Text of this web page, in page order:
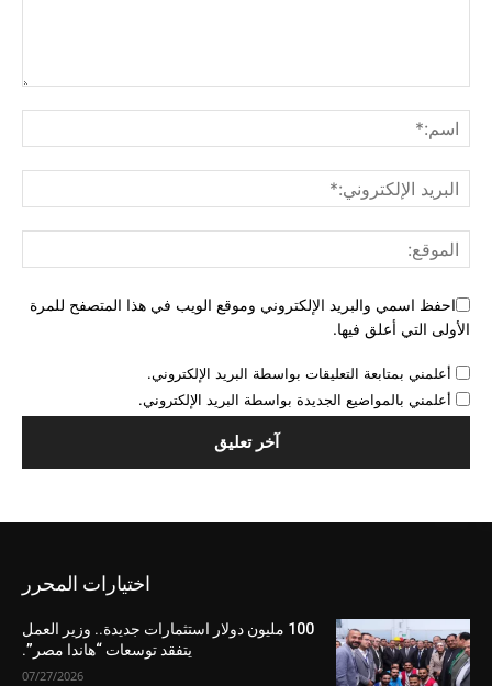
احفظ اسمي والبريد الإلكتروني وموقع الويب في هذا المتصفح للمرة
الأولى التي أعلق فيها.
أعلمني بمتابعة التعليقات بواسطة البريد الإلكتروني.
أعلمني بالمواضيع الجديدة بواسطة البريد الإلكتروني.
اختيارات المحرر
100 مليون دولار استثمارات جديدة.. وزير العمل
يتفقد توسعات “هاندا مصر”.
07/27/2026